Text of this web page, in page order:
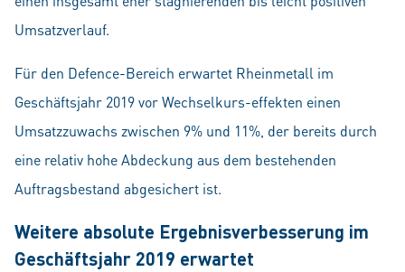
Umsatzverlauf.
Für den Defence-Bereich erwartet Rheinmetall im
Geschäftsjahr 2019 vor Wechselkurs-effekten einen
Umsatzzuwachs zwischen 9% und 11%, der bereits durch
eine relativ hohe Abdeckung aus dem bestehenden
Auftragsbestand abgesichert ist.
Weitere absolute Ergebnisverbesserung im
Geschäftsjahr 2019 erwartet